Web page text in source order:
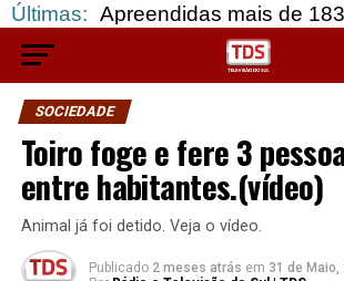
Últimas:
Apreendidas mais de 183 mil
SOCIEDADE
Toiro foge e fere 3
entre habitantes.(vídeo)
Animal já foi detido. Veja o vídeo.
Publicado 2 meses atrás em 31 de Maio,